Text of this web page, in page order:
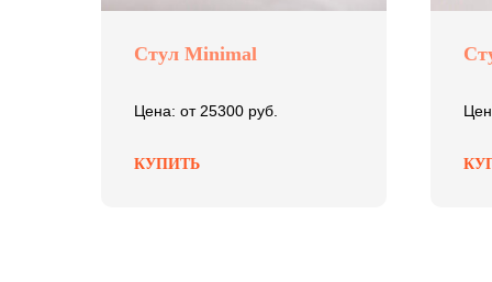
Стул Minimal
Цена: от 25300 руб.
КУПИТЬ